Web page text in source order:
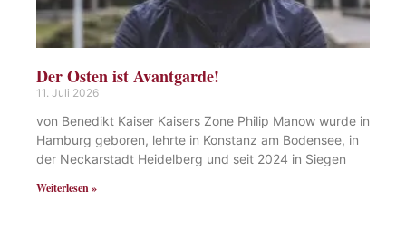
Der Osten ist Avantgarde!
11. Juli 2026
von Benedikt Kaiser Kaisers Zone Philip Manow wurde in
Hamburg geboren, lehrte in Konstanz am Bodensee, in
der Neckarstadt Heidelberg und seit 2024 in Siegen
Weiterlesen »